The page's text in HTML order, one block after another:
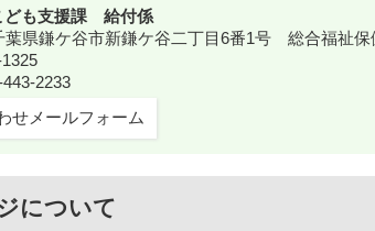
も支援課 給付係
県鎌ケ谷市新鎌ケ谷二丁目6番1号 総合福祉保
443-2233
せメールフォーム
について